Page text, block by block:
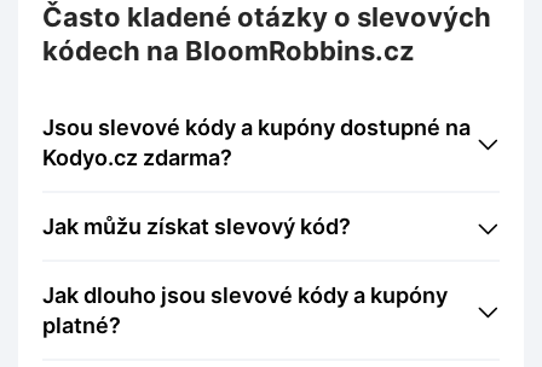
Často kladené otázky o slevových
kódech na BloomRobbins.cz
Jsou slevové kódy a kupóny dostupné na
Kodyo.cz zdarma?
Jak můžu získat slevový kód?
Jak dlouho jsou slevové kódy a kupóny
platné?